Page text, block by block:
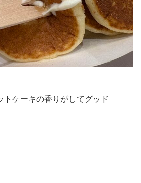
トケーキの香りがしてグッド